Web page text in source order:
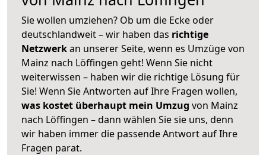
Sie wollen umziehen? Ob um die Ecke oder
deutschlandweit – wir haben das richtige
Netzwerkan unserer Seite, wenn es Umzüge von
Mainz nach Löffingen geht! Wenn Sie nicht
weiterwissen – haben wir die richtige Lösung für
Sie! Wenn Sie Antworten auf Ihre Fragen wollen,
was kostet überhaupt mein Umzug von Mainz
nach Löffingen – dann wählen Sie sie uns, denn
wir haben immer die passende Antwort auf Ihre
Fragen parat.